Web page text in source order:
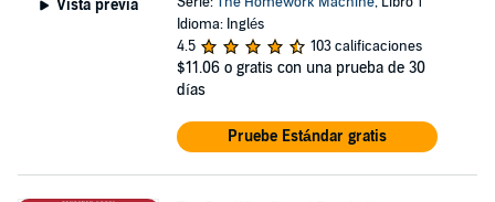
Vista previa
Idioma: Inglés
4.5
103 calificaciones
$11.06 o gratis con una prueba de 30
días
Pruebe Estándar gratis